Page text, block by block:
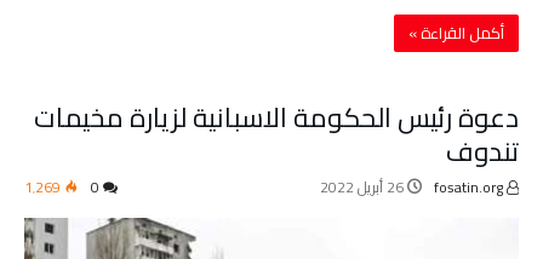
‫أكمل القراءة »‬
دعوة رئيس الحكومة الاسبانية لزيارة مخيمات
تندوف
26 أبريل 2022 1٬269